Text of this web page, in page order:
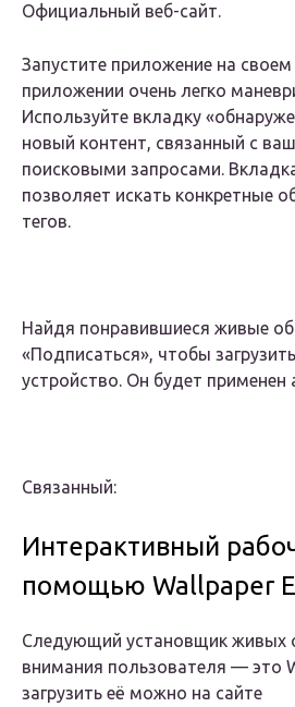
Официальный веб-сайт.
Запустите приложение на своем
приложении очень легко
Используйте вкладку
новый контент, связанный с
поисковыми запросами.
позволяет искать конкретные
тегов.
Найдя понравившиеся живые
«Подписаться», чтобы
устройство. Он будет применен
Связанный:
Интерактивный
помощью Wallpaper
Следующий установщик живых
внимания пользователя — это
загрузить её можно на сайте